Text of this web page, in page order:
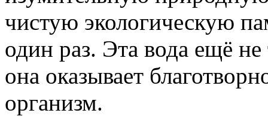
чистую экологическую
один раз. Эта вода ещё не
она оказывает
организм.